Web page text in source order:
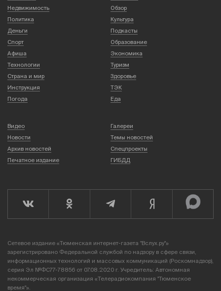
Недвижимость
Обзор
Политика
Культура
Деньги
Подкасты
Спорт
Образование
Афиша
Экономика
Технологии
Туризм
Страна и мир
Здоровье
Инструкция
ТЭК
Погода
Еда
Видео
Галереи
Новости
Темы новостей
Архив новостей
Спецпроекты
Печатное издание
ГИБДД
Сетевое издание «Тюменская интернет-газета "Вслух.ру"»
зарегистрировано Федеральной службой по надзору в сфере связи,
информационных технологий и массовых коммуникаций (Роскомнадзор),
серия Эл №ФС77-78856 от 07.08.2020 г. Учредитель: Автономная
некоммерческая организация «Телерадиокомпания "Тюменское
время"».